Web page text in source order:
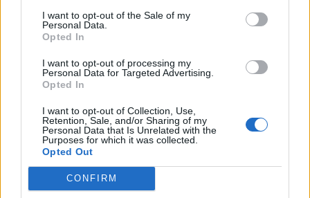
I want to opt-out of the Sale of my
Personal Data.
Opted In
I want to opt-out of processing my
Personal Data for Targeted Advertising.
Opted In
I want to opt-out of Collection, Use,
Retention, Sale, and/or Sharing of my
Personal Data that Is Unrelated with the
Purposes for which it was collected.
Opted Out
CONFIRM
Lördagens provning har temat
trend med lång historia”.
Här guidas besökarna
igenom olika stilar av syrlig öl – från traditionella
lambic från Belgien till moderna svenska tolkningar
av suröl som smaksatts med frukt, bär eller båda
– Många har en bild av suröl som en smak man
antingen älskar eller hatar. Men det finns en enorm
bredd. Inte bara olika grader av syrlighet, utan det
finns så mycket mer att upptäcka, säger Tobias